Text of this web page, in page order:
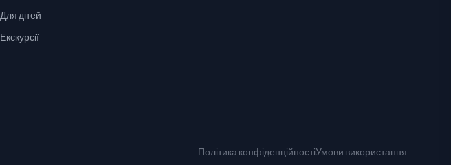
Для дітей
Екскурсії
Політика конфіденційностіУмови використання